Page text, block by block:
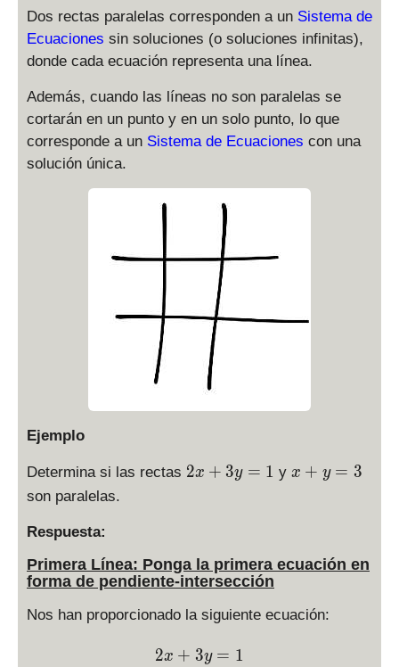
Dos rectas paralelas corresponden a un Sistema de
Ecuaciones sin soluciones (o soluciones infinitas),
donde cada ecuación representa una línea.
Además, cuando las líneas no son paralelas se
cortarán en un punto y en un solo punto, lo que
corresponde a un Sistema de Ecuaciones con una
solución única.
Ejemplo
Determina si las rectas 2
=
1
2x + 3y = 1 yx
x + y = 3
son paralelas.
Respuesta:
Primera Línea: Ponga la primera ecuación en
forma de pendiente-intersección
Nos han proporcionado la siguiente ecuación:
\displaystyle 2x+3y=1
2x + 3y = 1